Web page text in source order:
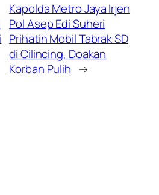
Kapolda Metro Jaya Irjen
Pol Asep Edi Suheri
Prihatin Mobil Tabrak SD
di Cilincing, Doakan
Korban Pulih →